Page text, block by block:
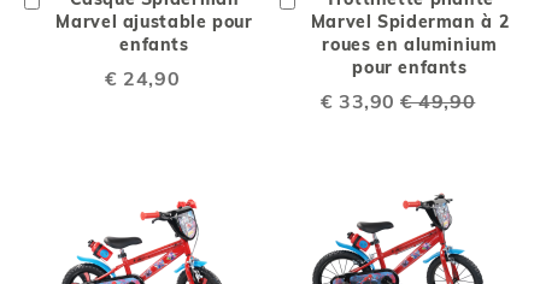
Marvel ajustable pour
enfants
€ 24,90
au
Marvel Spiderman à 2
roues en aluminium
pour enfants
Special
€ 33,90 € 49,90
au
chariot